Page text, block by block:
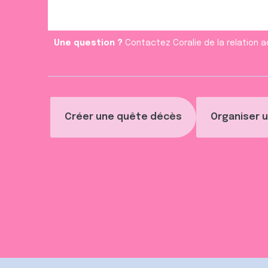
Créer une quête décès Organiser
Une question ? Contactez Coralie de la relation